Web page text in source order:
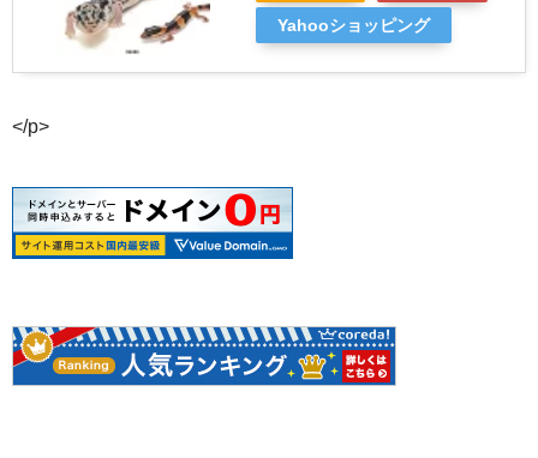
Yahooショッピング
</p>